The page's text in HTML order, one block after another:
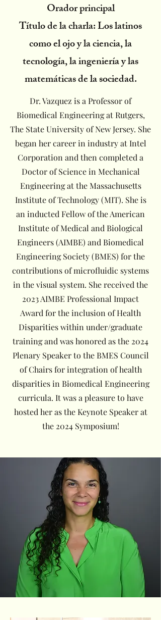
Orador principal
Título de la charla: Los latinos
como el ojo y la ciencia, la
tecnología, la ingeniería y las
matemáticas de la sociedad.
Dr. Vazquez is a Professor of
Biomedical Engineering at Rutgers,
The State University of New Jersey. She
began her career in industry at Intel
Corporation and then completed a
Doctor of Science in Mechanical
Engineering at the Massachusetts
Institute of Technology (MIT). She is
an inducted Fellow of the American
Institute of Medical and Biological
Engineers (AIMBE) and Biomedical
Engineering Society (BMES) for the
contributions of microfluidic systems
in the visual system. She received the
2023 AIMBE Professional Impact
Award for the inclusion of Health
Disparities within under/graduate
training and was honored as the 2024
Plenary Speaker to the BMES Council
of Chairs for integration of health
disparities in Biomedical Engineering
curricula. It was a pleasure to have
hosted her as the Keynote Speaker at
the 2024 Symposium!